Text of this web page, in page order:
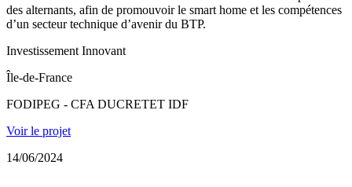
des alternants, afin de promouvoir le smart home et les compétences
d’un secteur technique d’avenir du BTP.
Investissement Innovant
Île-de-France
FODIPEG - CFA DUCRETET IDF
Voir le projet
14/06/2024